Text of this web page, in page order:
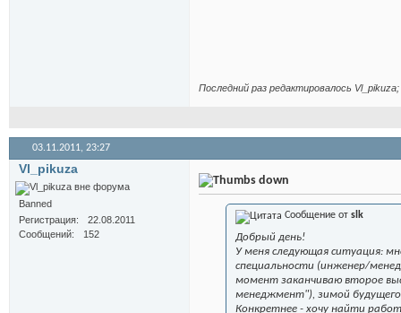
Последний раз редактировалось
03.11.2011, 23:27
Vl_pikuza
Banned
Регистрация
22.08.2011
Сообщений
152
Сообщение от slk
Добрый день!
У меня следующая ситуация:
специальности (инженер/
момент заканчиваю второе
менеджмент"), зимой будущего
Конкретнее - хочу найти